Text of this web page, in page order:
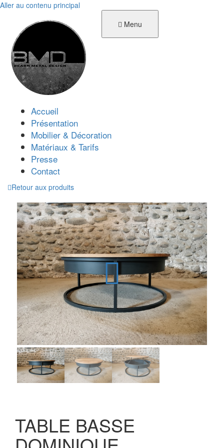
Aller au contenu principal
Menu
Accueil
Présentation
Mobilier & Décoration
Matériaux & Tarifs
Presse
Contact
Retour aux produits
TABLE BASSE